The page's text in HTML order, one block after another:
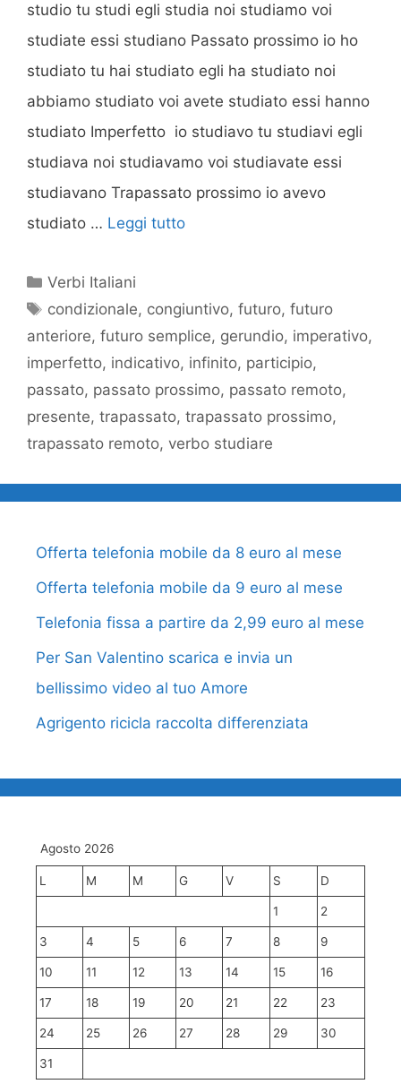
studio tu studi egli studia noi studiamo voi
studiate essi studiano Passato prossimo io ho
studiato tu hai studiato egli ha studiato noi
abbiamo studiato voi avete studiato essi hanno
studiato Imperfetto io studiavo tu studiavi egli
studiava noi studiavamo voi studiavate essi
studiavano Trapassato prossimo io avevo
studiato … Leggi tutto
Categorie
Verbi Italiani
Tag
condizionale, congiuntivo,futuro,futuro
anteriore, futuro semplice, gerundio, imperativo,
imperfetto, indicativo, infinito, participio,
passato, passato prossimo, passato remoto,
presente, trapassato, trapassato prossimo,
trapassato remoto, verbo studiare
Offerta telefonia mobile da 8 euro al mese
Offerta telefonia mobile da 9 euro al mese
Telefonia fissa a partire da 2,99 euro al mese
Per San Valentino scarica e invia un
bellissimo video al tuo Amore
Agrigento ricicla raccolta differenziata
Agosto 2026
L M M G V S D
1 2
3 4 5 6 7 8 9
10 11 12 13 14 15 16
17 18 19 20 21 22 23
24 25 26 27 28 29 30
31